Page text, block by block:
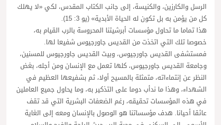
الرسل والكارزين، والكنيسة، إلى جانب الكتاب المقدس، لكي «لا يهلك
كل من يؤمن به بل تكون له الحياة الأبدية» (يو 3: 15).
هذا تماما ما تحاول مؤسسات أبرشيتنا المحروسة بالرب القيام به،
خصوصا تلك التي اتخذت من القديس جاورجيوس شفيعا لها.
فمستشفى القديس جاورجيوس، وبيت القديس جاورجيوس للمسنين،
وجامعة القديس جاورجيوس، كلها تعمل مع الإنسان ومن أجله، بغض
النظر عن إنتماءاته، متمثلة بالمسيح أولا، ثم بشفيعها العظيم في
الشهداء، وهذا ما ندأب دوما على التذكير به، وما يحاول جميع العاملين
في هذه المؤسسات تحقيقه، رغم الضعفات البشرية التي قد تقف
عائقا أحيانا. هدف مؤسساتنا هو الوصول بالإنسان ومعه إلى الغاية